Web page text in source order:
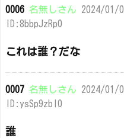
0006 名無しさん 2024/01/
ID:8bbpJzRp0
これは誰？だな
0007 名無しさん 2024/01/
ID:ysSp9zbl0
誰